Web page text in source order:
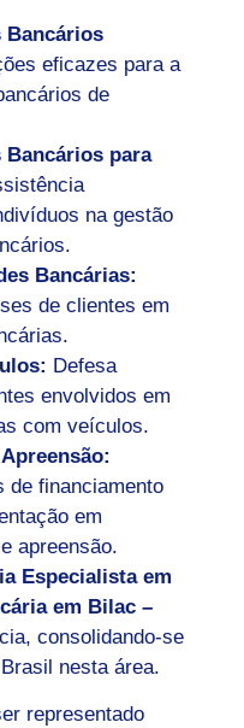
Bancários
eficazes para a
de
Bancários para
na gestão
Bancárias:
de clientes em
Defesa
envolvidos em
com veículos.
de financiamento
em
apreensão.
Especialista em
em Bilac –
consolidando-se
nesta área.
representado